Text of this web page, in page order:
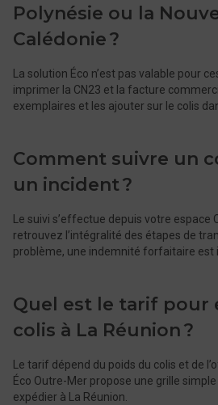
Polynésie ou la
Calédonie ?
La solution Éco n’est pas valable pour
imprimer la CN23 et la facture
exemplaires et les ajouter sur le colis
Comment suivre un
un incident ?
Le suivi s’effectue depuis votre espace
retrouvez l’intégralité des étapes de
problème, une indemnité forfaitaire est
Quel est le tarif pour
colis à La Réunion ?
Le tarif dépend du poids du colis et de
Éco Outre-Mer propose une grille
expédier à La Réunion.